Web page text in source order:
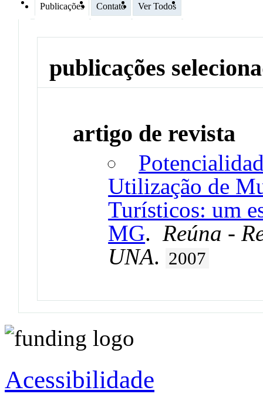
Publicações Contato Ver Todos
publicações
artigo de revista
Utilização de
Turísticos: um
MG.Reúna -
UNA. 2007
Acessibilidade